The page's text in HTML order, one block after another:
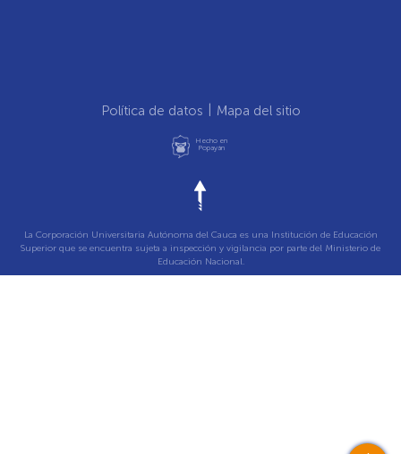
Política de datos Mapa del sitio
Hecho en
Popayán
La Corporación Universitaria Autónoma del Cauca es una Institución de Educación
Superior que se encuentra sujeta a inspección y vigilancia por parte del Ministerio de
Educación Nacional.